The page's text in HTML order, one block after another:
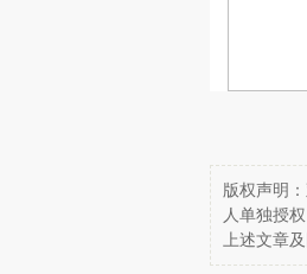
版权声明
人单独授
上述文章